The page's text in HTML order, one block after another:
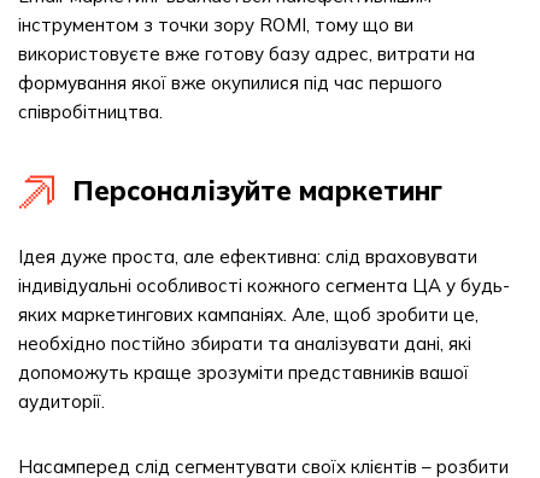
інструментом з точки зору ROMI, тому що ви
використовуєте вже готову базу адрес, витрати на
формування якої вже окупилися під час першого
співробітництва.
Персоналізуйте маркетинг
Ідея дуже проста, але ефективна: слід враховувати
індивідуальні особливості кожного сегмента ЦА у будь-
яких маркетингових кампаніях. Але, щоб зробити це,
необхідно постійно збирати та аналізувати дані, які
допоможуть краще зрозуміти представників вашої
аудиторії.
Насамперед слід сегментувати своїх клієнтів – розбити